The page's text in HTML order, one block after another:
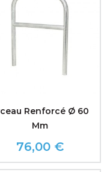
Renforcé Ø 60
Mm
Prix
76,00 €